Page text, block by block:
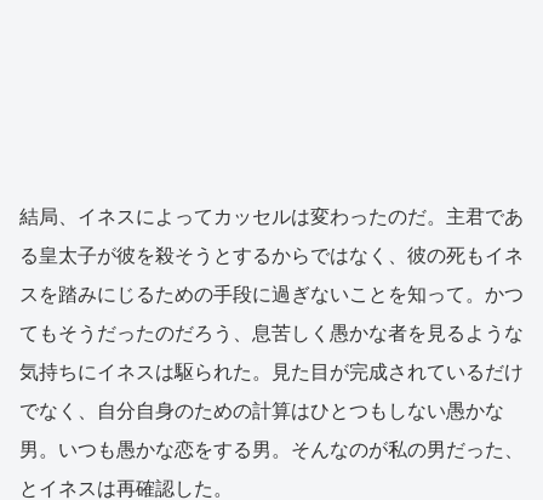
結局、イネスによってカッセルは変わったのだ。主君であ
る皇太子が彼を殺そうとするからではなく、彼の死もイネ
スを踏みにじるための手段に過ぎないことを知って。かつ
てもそうだったのだろう、息苦しく愚かな者を見るような
気持ちにイネスは駆られた。見た目が完成されているだけ
でなく、自分自身のための計算はひとつもしない愚かな
男。いつも愚かな恋をする男。そんなのが私の男だった、
とイネスは再確認した。